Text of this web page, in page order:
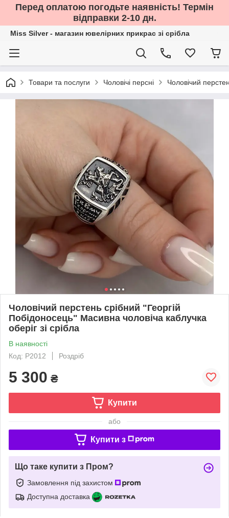
Перед оплатою погодьте наявність! Термін
відправки 2-10 дн.
Miss Silver - магазин ювелірних прикрас зі срібла
Товари та послуги Чоловічі персні Чоловічий
Чоловічий перстень срібний "Георгій
Побідоносець" Масивна чоловіча каблучка
оберіг зі срібла
В наявності
Код: Р2012
Роздріб
5 300 ₴
Купити
або
Купити з
Що таке купити з Пром?
Замовлення під захистом
Доступна доставка